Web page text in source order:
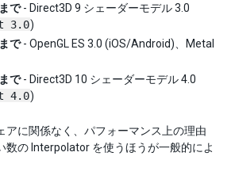
で- Direct3D 9 シェーダーモデル 3.0
3.0)
で- OpenGL ES 3.0 (iOS/Android)、Metal
で- Direct3D 10 シェーダーモデル 4.0
4.0)
アに関係なく、パフォーマンス上の理由
数の Interpolator を使うほうが一般的によ